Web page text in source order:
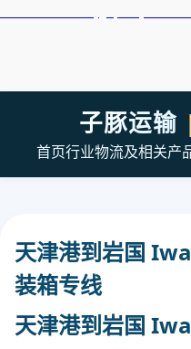
子豚运输
首页行业物流及相关产
天津港到岩国
装箱专线
天津港到岩国